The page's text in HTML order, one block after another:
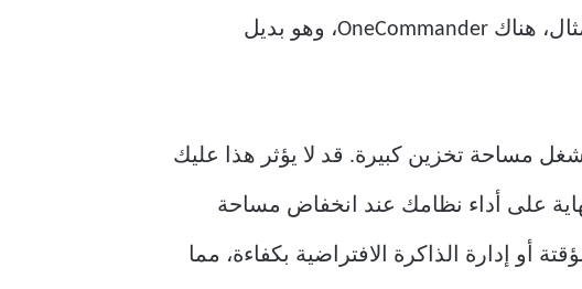
أفضل ما في استخدام ويندوز هو وجود العديد من البدائل لكل تطبيق. على سبيل المثال، هناك OneCommander، وهو بديل
مساحة تخزين كبيرة. قد لا يؤثر هذا عليك
على أداء نظامك عند انخفاض مساحة
أو إدارة الذاكرة الافتراضية بكفاءة، مما